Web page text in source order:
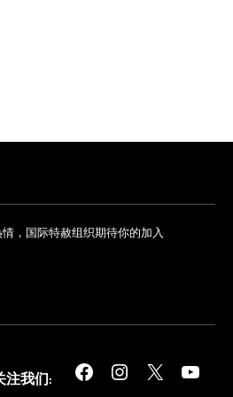
，国际特赦组织期待你的加入
注我们: Facebook Instagram X YouTube